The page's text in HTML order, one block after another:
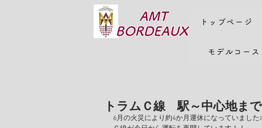
AMT
BORDEAUX
トップページ
モデルコース
トラムＣ線 駅～中心地まで
6月の火災により約4か月運休になっていまし